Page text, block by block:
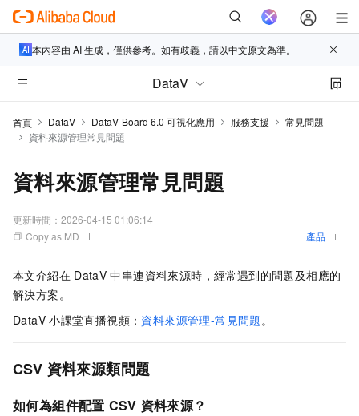
本內容由 AI 生成，僅供參考。如有歧義，請以中文原文為準。
DataV
首頁 DataV DataV-Board 6.0 可視化應用 服務支援
常見問題
資料來源管理常見問題
資料來源管理常見問題
更新時間： 2026-04-15 01:06:14
Copy as MD
產品
本文介紹在 DataV 中串連資料來源時，經常遇到的問題及相應的
解決方案。
DataV 小課堂直播視頻： 資料來源管理-常見問題。
CSV 資料來源類問題
如何為組件配置 CSV 資料來源？